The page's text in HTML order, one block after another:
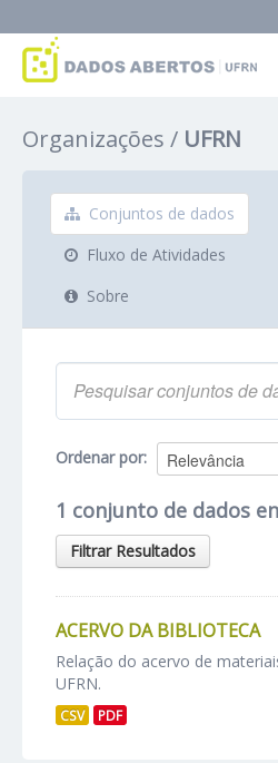
Grupos
Sobre
Organizações UFRN
Conjuntos de dados
Fluxo de Atividades
Sobre
Ordenar por
1 conjunto de dados
Filtrar Resultados
ACERVO DA BIBLIOTECA
Relação do acervo de
UFRN.
CSV PDF